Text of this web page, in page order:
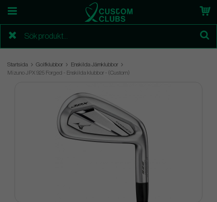
Startsida Golfklubbor
Enskilda Järnklubbor
Mizuno JPX 925 Forged - Enskilda klubbor - (Custom)